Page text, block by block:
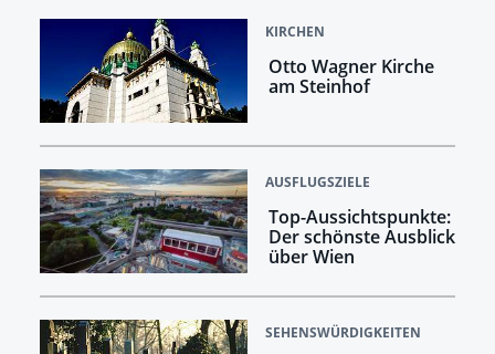
KIRCHEN
Otto Wagner Kirche
am Steinhof
AUSFLUGSZIELE
Top-Aussichtspunkte:
Der schönste Ausblick
über Wien
SEHENSWÜRDIGKEITEN